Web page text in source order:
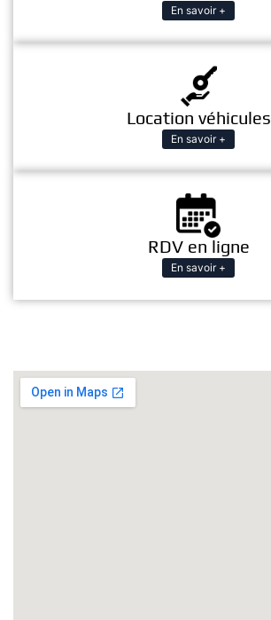
En savoir +
Location véhicules
En savoir +
RDV en ligne
En savoir +